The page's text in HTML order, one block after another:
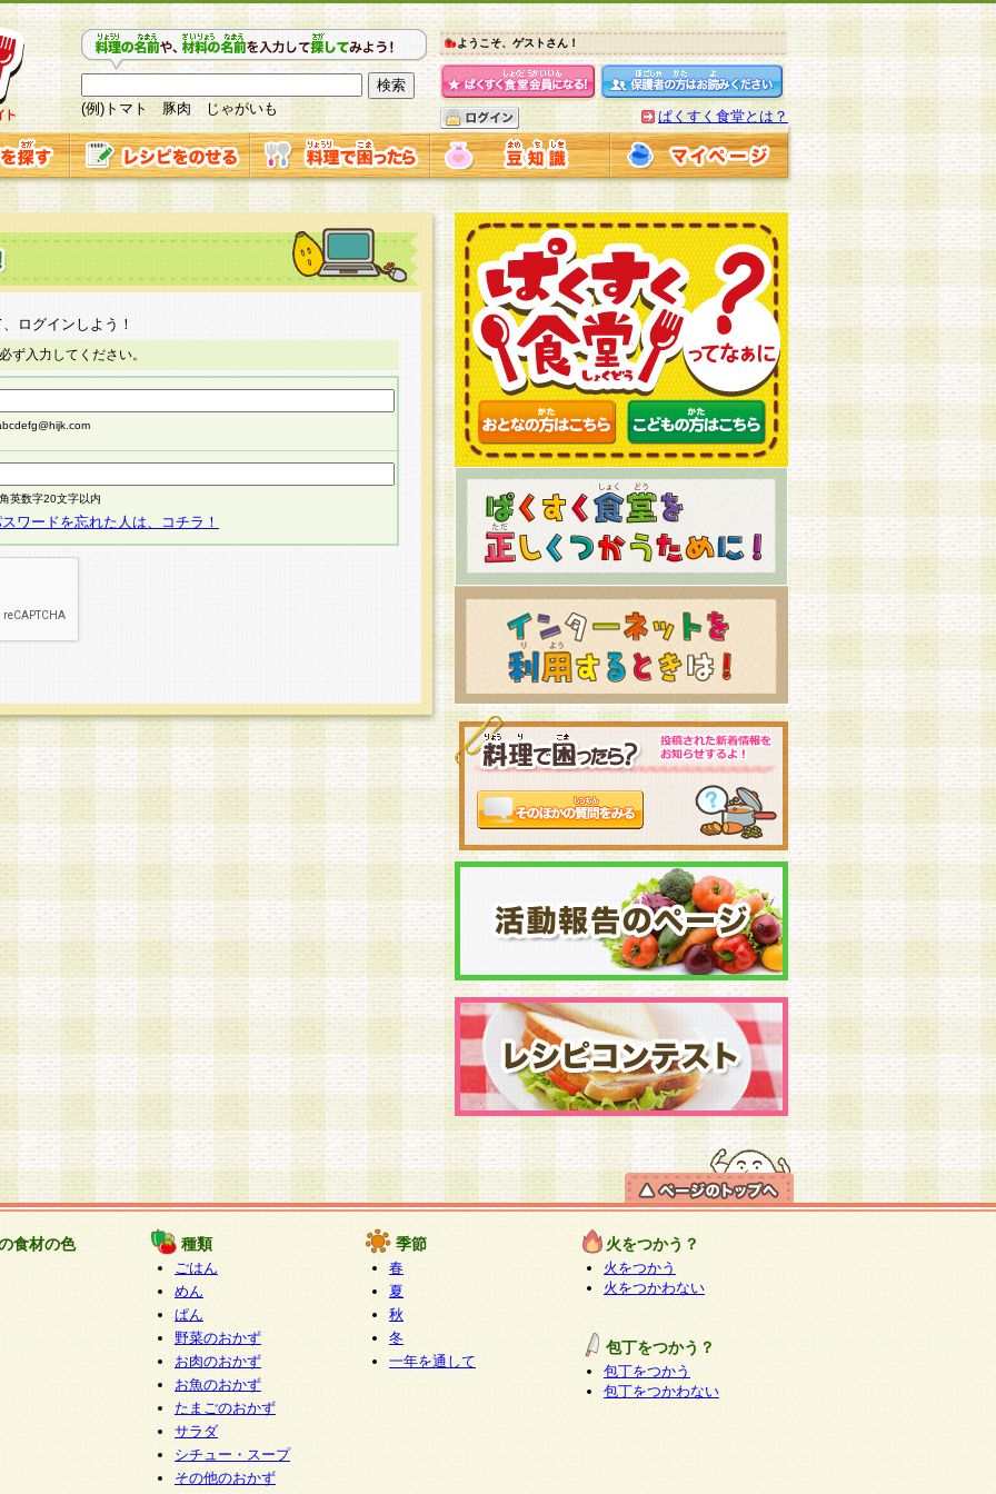
(例)トマト 豚肉 じゃがいも
ようこそ、ゲストさん！
ぱくすく食堂とは？
ログインしよう！
ず入力してください。
英数字20文字以内
ワードを忘れた人は、コチラ！
食材の色 種類
ごはん
めん
ぱん
野菜のおかず
お肉のおかず
お魚のおかず
たまごのおかず
サラダ
シチュー・スープ
その他のおかず
季節
春
夏
秋
冬
一年を通して
火をつかう？
火をつかう
火をつかわない
包丁をつかう？
包丁をつかう
包丁をつかわない